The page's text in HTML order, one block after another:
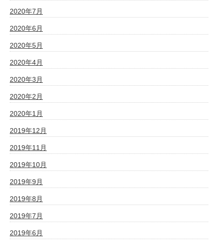
2020年7月
2020年6月
2020年5月
2020年4月
2020年3月
2020年2月
2020年1月
2019年12月
2019年11月
2019年10月
2019年9月
2019年8月
2019年7月
2019年6月